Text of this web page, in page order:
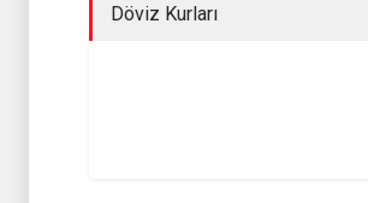
Döviz Kurları